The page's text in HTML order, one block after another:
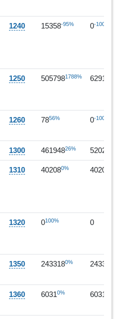
1240 15358-95% 0-100%
1250 5057981788% 629186
1260 7856% 0-100%
1300 46194826% 520223
1310 402080% 40208
1320 0100% 0
1350 2433180% 243318
1360 60310% 6031